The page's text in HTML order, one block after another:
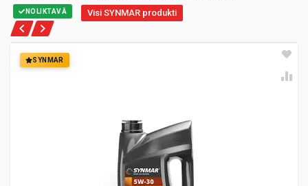
NOLIKTAVĀ Visi SYNMAR produkti
SYNMAR